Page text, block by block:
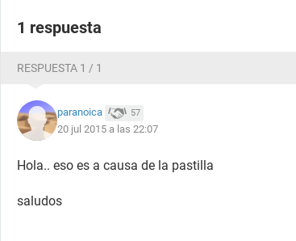
1 respuesta
RESPUESTA 1 / 1
paranoica 57
20 jul 2015 a las 22:07
Hola.. eso es a causa de la pastilla
saludos